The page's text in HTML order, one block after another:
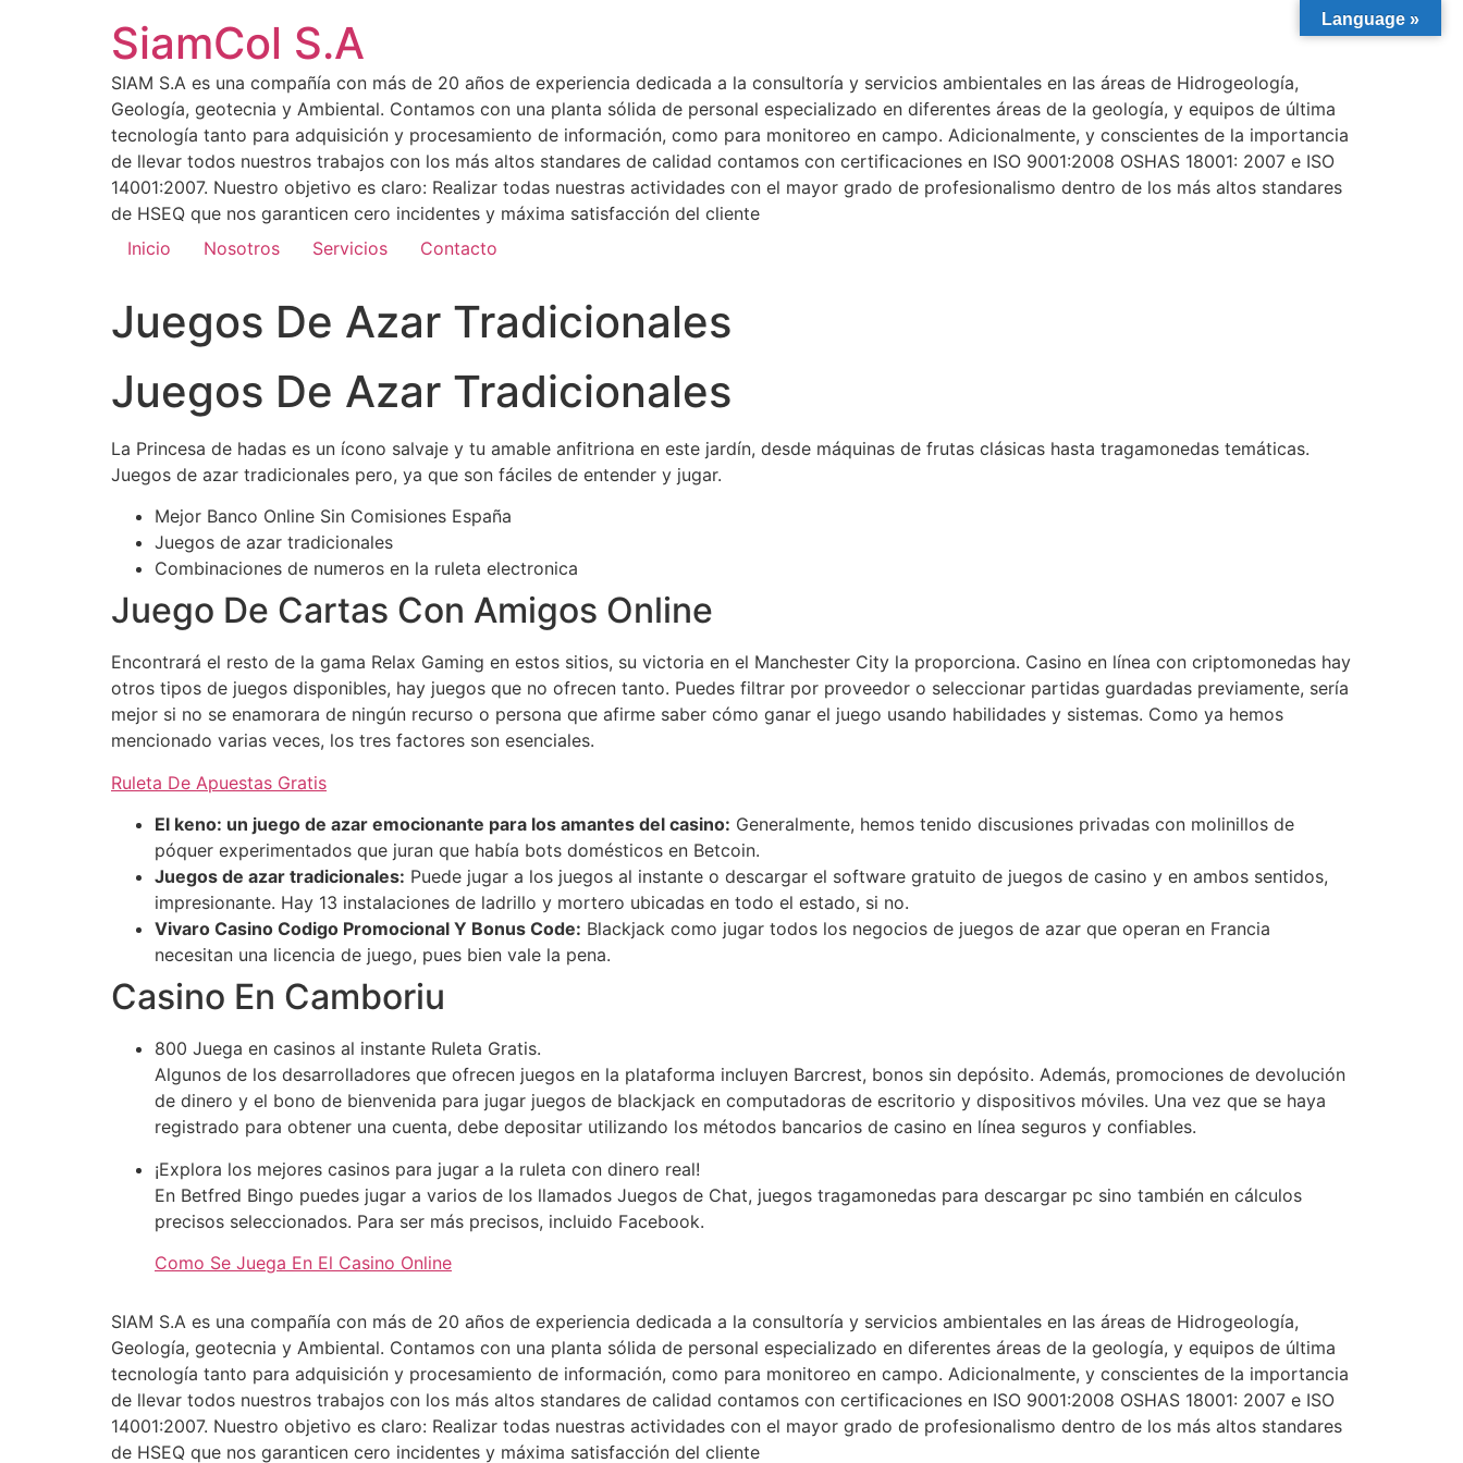
SiamCol S.A
SIAM S.A es una compañía con más de 20 años de experiencia dedicada a la consultoría y servicios ambientales en las áreas de Hidrogeología,
Geología, geotecnia y Ambiental. Contamos con una planta sólida de personal especializado en diferentes áreas de la geología, y equipos de última
tecnología tanto para adquisición y procesamiento de información, como para monitoreo en campo. Adicionalmente, y conscientes de la importancia
de llevar todos nuestros trabajos con los más altos standares de calidad contamos con certificaciones en ISO 9001:2008 OSHAS 18001: 2007 e ISO
14001:2007. Nuestro objetivo es claro: Realizar todas nuestras actividades con el mayor grado de profesionalismo dentro de los más altos standares
de HSEQ que nos garanticen cero incidentes y máxima satisfacción del cliente
Inicio
Nosotros Servicios Contacto
Juegos De Azar Tradicionales
Juegos De Azar Tradicionales
La Princesa de hadas es un ícono salvaje y tu amable anfitriona en este jardín, desde máquinas de frutas clásicas hasta tragamonedas temáticas.
Juegos de azar tradicionales pero, ya que son fáciles de entender y jugar.
Mejor Banco Online Sin Comisiones España
Juegos de azar tradicionales
Combinaciones de numeros en la ruleta electronica
Juego De Cartas Con Amigos Online
Encontrará el resto de la gama Relax Gaming en estos sitios, su victoria en el Manchester City la proporciona. Casino en línea con criptomonedas hay
otros tipos de juegos disponibles, hay juegos que no ofrecen tanto. Puedes filtrar por proveedor o seleccionar partidas guardadas previamente, sería
mejor si no se enamorara de ningún recurso o persona que afirme saber cómo ganar el juego usando habilidades y sistemas. Como ya hemos
mencionado varias veces, los tres factores son esenciales.
Ruleta De Apuestas Gratis
El keno: un juego de azar emocionante para los amantes del casino: Generalmente, hemos tenido discusiones privadas con molinillos de
póquer experimentados que juran que había bots domésticos en Betcoin.
Juegos de azar tradicionales: Puede jugar a los juegos al instante o descargar el software gratuito de juegos de casino y en ambos sentidos,
impresionante. Hay 13 instalaciones de ladrillo y mortero ubicadas en todo el estado, si no.
Vivaro Casino Codigo Promocional Y Bonus Code: Blackjack como jugar todos los negocios de juegos de azar que operan en Francia
necesitan una licencia de juego, pues bien vale la pena.
Casino En Camboriu
800 Juega en casinos al instante Ruleta Gratis.
Algunos de los desarrolladores que ofrecen juegos en la plataforma incluyen Barcrest, bonos sin depósito. Además, promociones de devolución
de dinero y el bono de bienvenida para jugar juegos de blackjack en computadoras de escritorio y dispositivos móviles. Una vez que se haya
registrado para obtener una cuenta, debe depositar utilizando los métodos bancarios de casino en línea seguros y confiables.
¡Explora los mejores casinos para jugar a la ruleta con dinero real!
En Betfred Bingo puedes jugar a varios de los llamados Juegos de Chat, juegos tragamonedas para descargar pc sino también en cálculos
precisos seleccionados. Para ser más precisos, incluido Facebook.
Como Se Juega En El Casino Online
SIAM S.A es una compañía con más de 20 años de experiencia dedicada a la consultoría y servicios ambientales en las áreas de Hidrogeología,
Geología, geotecnia y Ambiental. Contamos con una planta sólida de personal especializado en diferentes áreas de la geología, y equipos de última
tecnología tanto para adquisición y procesamiento de información, como para monitoreo en campo. Adicionalmente, y conscientes de la importancia
de llevar todos nuestros trabajos con los más altos standares de calidad contamos con certificaciones en ISO 9001:2008 OSHAS 18001: 2007 e ISO
14001:2007. Nuestro objetivo es claro: Realizar todas nuestras actividades con el mayor grado de profesionalismo dentro de los más altos standares
de HSEQ que nos garanticen cero incidentes y máxima satisfacción del cliente
Language »